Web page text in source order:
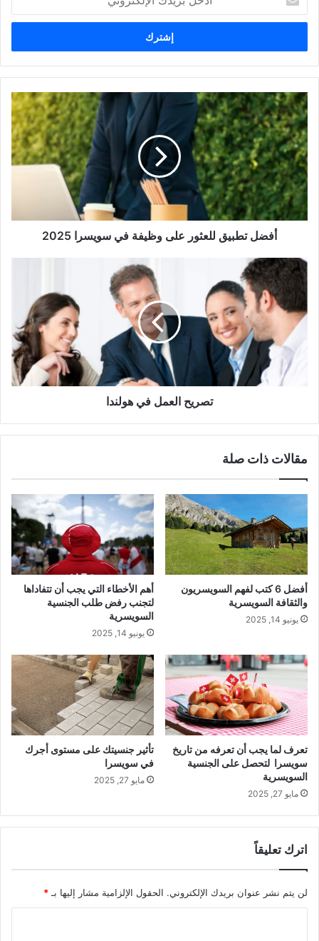
بريدك
الإلكتروني
أفضل
تطبيق
للعثور
على
وظيفة
في
سويسرا
2025
أفضل تطبيق للعثور على وظيفة في سويسرا 2025
تصريح
العمل
في
هولندا
تصريح العمل في هولندا
مقالات ذات صلة
أفضل 6 كتب لفهم السويسريون
والثقافة السويسرية
يونيو 14, 2025
أهم الأخطاء التي يجب أن تتفاداها
لتجنب رفض طلب الجنسية
السويسرية
يونيو 14, 2025
تعرف لما يجب أن تعرفه من تاريخ
سويسرا لتحصل على الجنسية
السويسرية
مايو 27, 2025
تأثير جنسيتك على مستوى أجرك
في سويسرا
مايو 27, 2025
اترك تعليقاً
لن يتم نشر عنوان بريدك الإلكتروني. الحقول الإلزامية مشار إليها بـ *